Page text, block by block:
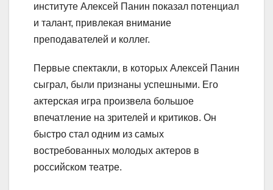
институте Алексей Панин показал потенциал
и талант, привлекая внимание
преподавателей и коллег.
Первые спектакли, в которых Алексей Панин
сыграл, были признаны успешными. Его
актерская игра произвела большое
впечатление на зрителей и критиков. Он
быстро стал одним из самых
востребованных молодых актеров в
российском театре.